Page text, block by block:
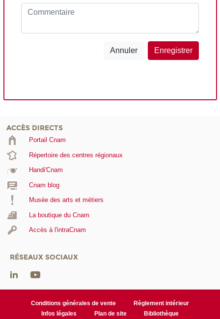
ACCÈS DIRECTS
Portail Cnam
Répertoire des centres régionaux
Handi'Cnam
Cnam blog
Musée des arts et métiers
La boutique du Cnam
Accès à l'intraCnam
RÉSEAUX SOCIAUX
Conditions générales de vente
Règlement intérieur
Infos légales
Plan de site Bibliothèque